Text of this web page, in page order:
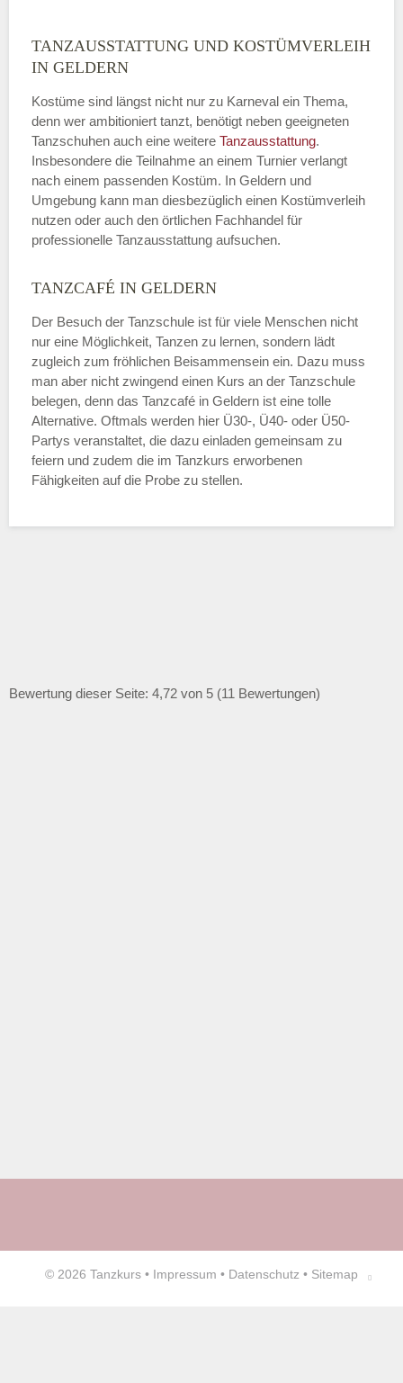
ABSENDEN
TANZAUSSTATTUNG UND KOSTÜMVERLEIH
IN GELDERN
Kostüme sind längst nicht nur zu Karneval ein Thema,
denn wer ambitioniert tanzt, benötigt neben geeigneten
Tanzschuhen auch eine weitere Tanzausstattung.
Insbesondere die Teilnahme an einem Turnier verlangt
nach einem passenden Kostüm. In Geldern und
Umgebung kann man diesbezüglich einen Kostümverleih
nutzen oder auch den örtlichen Fachhandel für
professionelle Tanzausstattung aufsuchen.
TANZCAFÉ IN GELDERN
Der Besuch der Tanzschule ist für viele Menschen nicht
nur eine Möglichkeit, Tanzen zu lernen, sondern lädt
zugleich zum fröhlichen Beisammensein ein. Dazu muss
man aber nicht zwingend einen Kurs an der Tanzschule
belegen, denn das Tanzcafé in Geldern ist eine tolle
Alternative. Oftmals werden hier Ü30-, Ü40- oder Ü50-
Partys veranstaltet, die dazu einladen gemeinsam zu
feiern und zudem die im Tanzkurs erworbenen
Fähigkeiten auf die Probe zu stellen.
Bewertung dieser Seite: 4,72 von 5 (11 Bewertungen)
© 2026 Tanzkurs • Impressum • Datenschutz • Sitemap